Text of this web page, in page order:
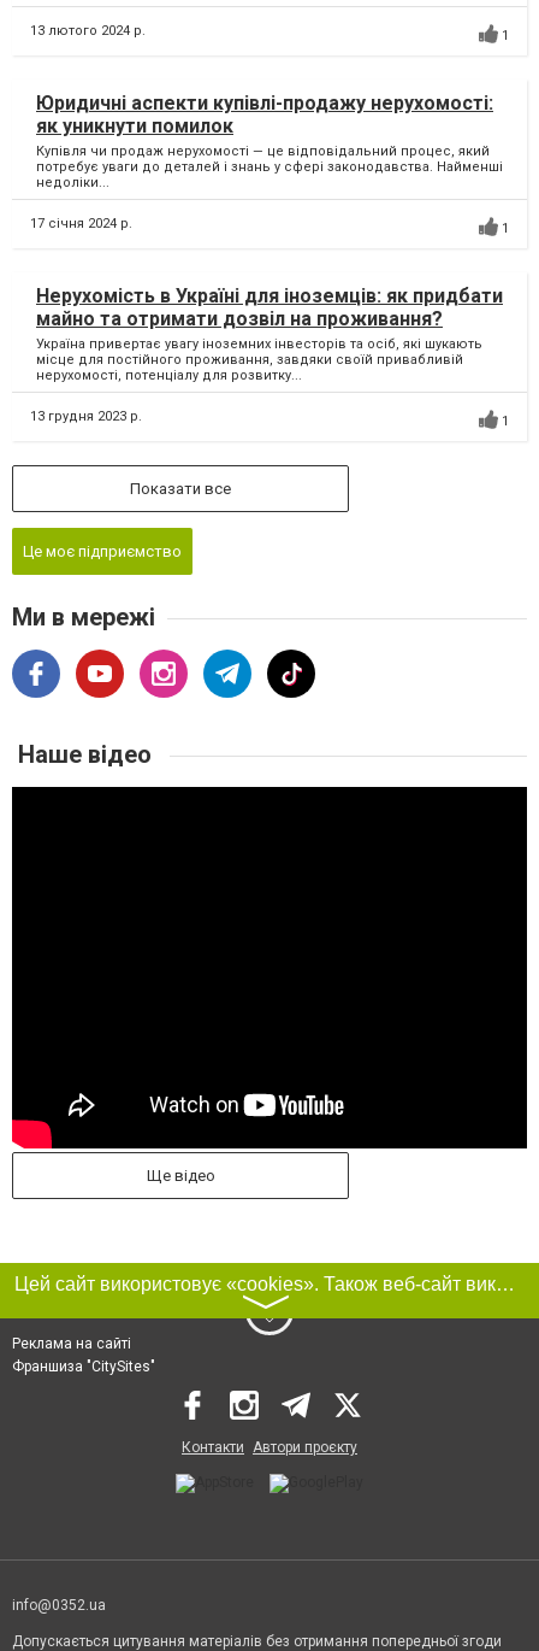
13 лютого 2024 р. 1
Юридичні аспекти купівлі-продажу нерухомості:
як уникнути помилок
Купівля чи продаж нерухомості — це відповідальний процес, який
потребує уваги до деталей і знань у сфері законодавства. Найменші
недоліки...
17 січня 2024 р. 1
Нерухомість в Україні для іноземців: як придбати
майно та отримати дозвіл на проживання?
Україна привертає увагу іноземних інвесторів та осіб, які шукають
місце для постійного проживання, завдяки своїй привабливій
нерухомості, потенціалу для розвитку...
13 грудня 2023 р. 1
Показати все
Це моє підприємство
Ми в мережі
Наше відео
Ще відео
Цей сайт використовує «cookies». Також веб-сайт використовує інтернет-сервіс для збору технічних даних стосовно відвідувачів з метою отримання маркетингової та статистичної інформації. Умови обробки даних відвідувачів сайту див.
〉
Реклама на сайті
Франшиза "CitySites"
Контакти Автори проєкту
info@0352.ua
Допускається цитування матеріалів без отримання попередньої згоди